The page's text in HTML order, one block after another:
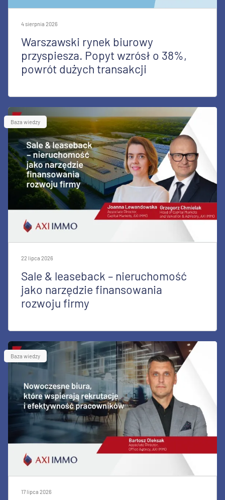
4 sierpnia 2026
Warszawski rynek biurowy
przyspiesza. Popyt wzrósł o 38%,
powrót dużych transakcji
Baza wiedzy
22 lipca 2026
Sale & leaseback – nieruchomość
jako narzędzie finansowania
rozwoju firmy
Baza wiedzy
17 lipca 2026